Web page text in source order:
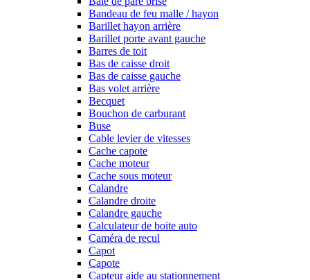
Bandeau de feu malle / hayon
Barillet hayon arrière
Barillet porte avant gauche
Barres de toit
Bas de caisse droit
Bas de caisse gauche
Bas volet arrière
Becquet
Bouchon de carburant
Buse
Cable levier de vitesses
Cache capote
Cache moteur
Cache sous moteur
Calandre
Calandre droite
Calandre gauche
Calculateur de boite auto
Caméra de recul
Capot
Capote
Capteur aide au stationnement